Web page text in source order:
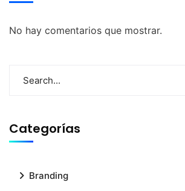
No hay comentarios que mostrar.
Categorías
Branding